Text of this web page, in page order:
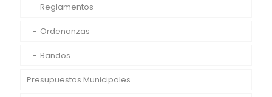
Reglamentos
Ordenanzas
Bandos
Presupuestos Municipales